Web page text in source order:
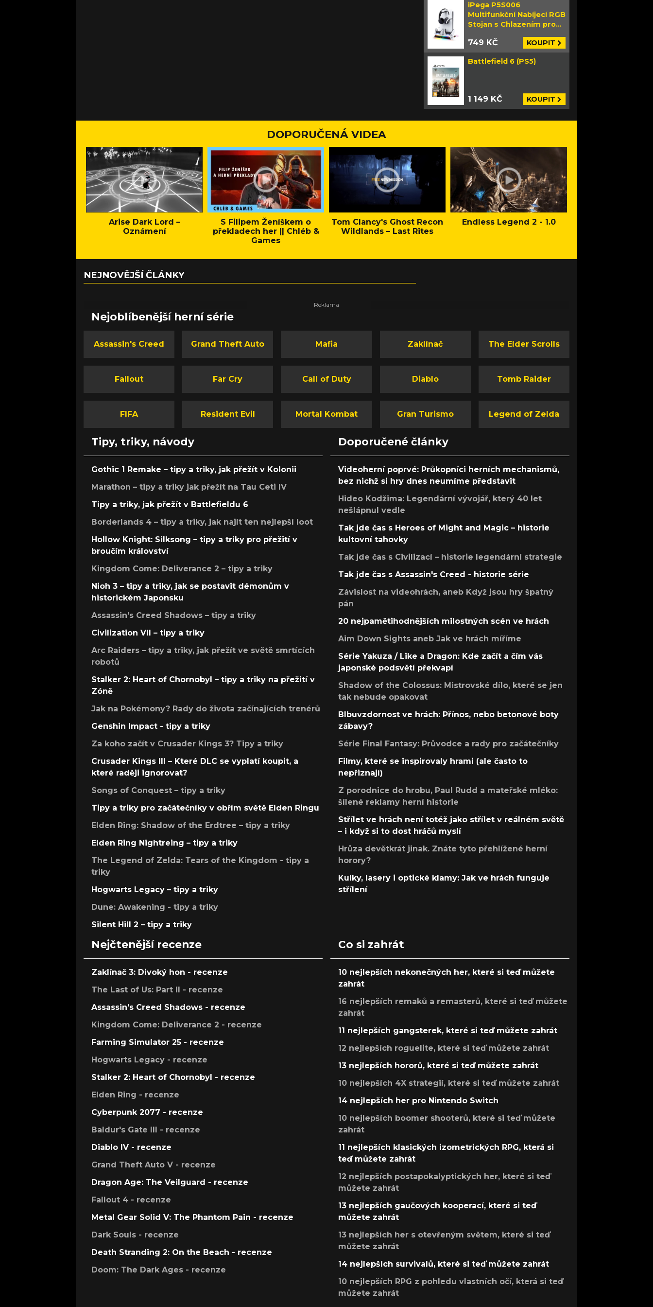
iPega P5S006
Multifunkční Nabíjecí RGB
Stojan s Chlazením pro
749 KČ KOUPIT
Battlefield 6 (PS5)
1 149 KČ KOUPIT
DOPORUČENÁ VIDEA
Arise Dark Lord –
Oznámení
S Filipem Ženíškem o
překladech her || Chléb &
Games
Tom Clancy's Ghost Recon
Wildlands – Last Rites
Endless Legend 2 - 1.0
NEJNOVĚJŠÍ ČLÁNKY
Nejoblíbenější herní série
Assassin's Creed Grand Theft Auto Mafia Zaklínač The Elder Scrolls
Fallout Far Cry Call of Duty Diablo Tomb Raider
FIFA Resident Evil Mortal Kombat Gran Turismo Legend of Zelda
Tipy, triky, návody
Gothic 1 Remake – tipy a triky, jak přežít v Kolonii
Marathon – tipy a triky jak přežít na Tau Ceti IV
Tipy a triky, jak přežít v Battlefieldu 6
Borderlands 4 – tipy a triky, jak najít ten nejlepší loot
Hollow Knight: Silksong – tipy a triky pro přežití v
broučím království
Kingdom Come: Deliverance 2 – tipy a triky
Nioh 3 – tipy a triky, jak se postavit démonům v
historickém Japonsku
Assassin's Creed Shadows – tipy a triky
Civilization VII – tipy a triky
Arc Raiders – tipy a triky, jak přežít ve světě smrtících
robotů
Stalker 2: Heart of Chornobyl – tipy a triky na přežití v
Zóně
Jak na Pokémony? Rady do života začínajících trenérů
Genshin Impact - tipy a triky
Za koho začít v Crusader Kings 3? Tipy a triky
Crusader Kings III – Které DLC se vyplatí koupit, a
které raději ignorovat?
Songs of Conquest – tipy a triky
Tipy a triky pro začátečníky v obřím světě Elden Ringu
Elden Ring: Shadow of the Erdtree – tipy a triky
Elden Ring Nightreing – tipy a triky
The Legend of Zelda: Tears of the Kingdom - tipy a
triky
Hogwarts Legacy – tipy a triky
Dune: Awakening - tipy a triky
Silent Hill 2 – tipy a triky
Doporučené články
Videoherní poprvé: Průkopníci herních mechanismů,
bez nichž si hry dnes neumíme představit
Hideo Kodžima: Legendární vývojář, který 40 let
nešlápnul vedle
Tak jde čas s Heroes of Might and Magic – historie
kultovní tahovky
Tak jde čas s Civilizací – historie legendární strategie
Tak jde čas s Assassin's Creed - historie série
Závislost na videohrách, aneb Když jsou hry špatný
pán
20 nejpamětihodnějších milostných scén ve hrách
Aim Down Sights aneb Jak ve hrách míříme
Série Yakuza / Like a Dragon: Kde začít a čím vás
japonské podsvětí překvapí
Shadow of the Colossus: Mistrovské dílo, které se jen
tak nebude opakovat
Blbuvzdornost ve hrách: Přínos, nebo betonové boty
zábavy?
Série Final Fantasy: Průvodce a rady pro začátečníky
Filmy, které se inspirovaly hrami (ale často to
nepřiznají)
Z porodnice do hrobu, Paul Rudd a mateřské mléko:
šílené reklamy herní historie
Střílet ve hrách není totéž jako střílet v reálném světě
– i když si to dost hráčů myslí
Hrůza devětkrát jinak. Znáte tyto přehlížené herní
horory?
Kulky, lasery i optické klamy: Jak ve hrách funguje
střílení
Nejčtenější recenze
Zaklínač 3: Divoký hon - recenze
The Last of Us: Part II - recenze
Assassin's Creed Shadows - recenze
Kingdom Come: Deliverance 2 - recenze
Farming Simulator 25 - recenze
Hogwarts Legacy - recenze
Stalker 2: Heart of Chornobyl - recenze
Elden Ring - recenze
Cyberpunk 2077 - recenze
Baldur's Gate III - recenze
Diablo IV - recenze
Grand Theft Auto V - recenze
Dragon Age: The Veilguard - recenze
Fallout 4 - recenze
Metal Gear Solid V: The Phantom Pain - recenze
Dark Souls - recenze
Death Stranding 2: On the Beach - recenze
Doom: The Dark Ages - recenze
Co si zahrát
10 nejlepších nekonečných her, které si teď můžete
zahrát
16 nejlepších remaků a remasterů, které si teď můžete
zahrát
11 nejlepších gangsterek, které si teď můžete zahrát
12 nejlepších roguelite, které si teď můžete zahrát
13 nejlepších hororů, které si teď můžete zahrát
10 nejlepších 4X strategií, které si teď můžete zahrát
14 nejlepších her pro Nintendo Switch
10 nejlepších boomer shooterů, které si teď můžete
zahrát
11 nejlepších klasických izometrických RPG, která si
teď můžete zahrát
12 nejlepších postapokalyptických her, které si teď
můžete zahrát
13 nejlepších gaučových kooperací, které si teď
můžete zahrát
13 nejlepších her s otevřeným světem, které si teď
můžete zahrát
14 nejlepších survivalů, které si teď můžete zahrát
10 nejlepších RPG z pohledu vlastních očí, která si teď
můžete zahrát